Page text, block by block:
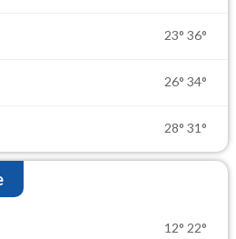
23° 36°
26° 34°
28° 31°
12° 22°